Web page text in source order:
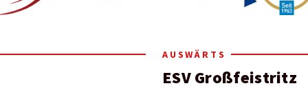
AUSWÄRTS
ESV Großfeistritz